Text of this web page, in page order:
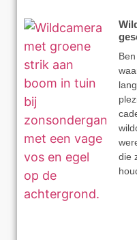
die